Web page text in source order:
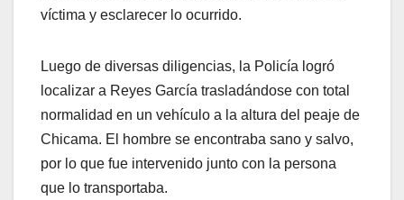
víctima y esclarecer lo ocurrido.
Luego de diversas diligencias, la Policía logró
localizar a Reyes García trasladándose con total
normalidad en un vehículo a la altura del peaje de
Chicama. El hombre se encontraba sano y salvo,
por lo que fue intervenido junto con la persona
que lo transportaba.